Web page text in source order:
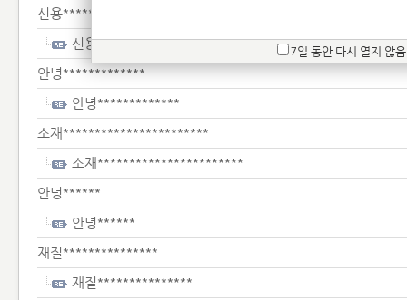
신용***************
신용***************
안녕*************
안녕*************
소재***********************
소재***********************
안녕******
안녕******
재질***************
재질***************
7일 동안 다시 열지 않음